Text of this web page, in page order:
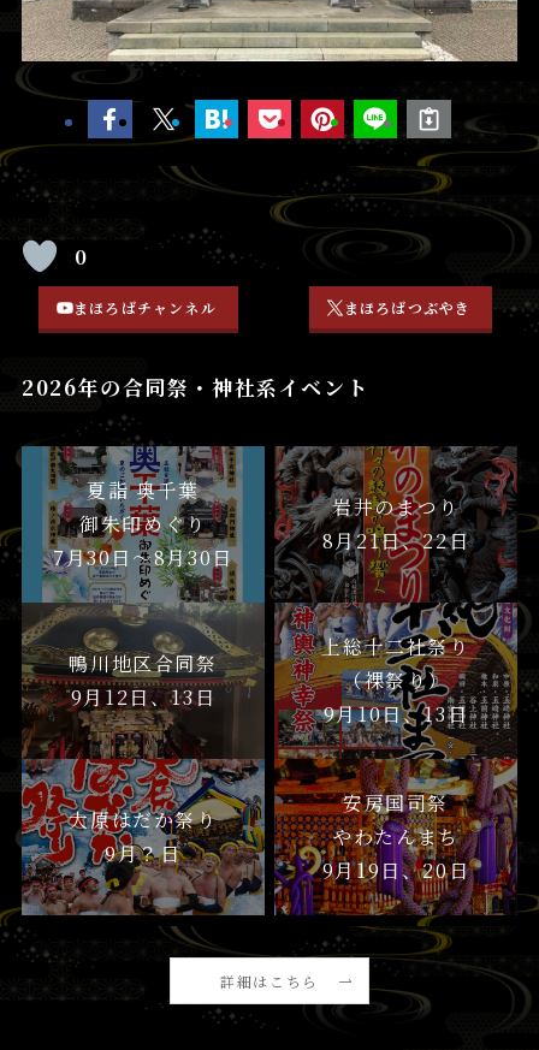
0
まほろばチャンネル まほろばつぶやき
2026年の合同祭・神社系イベント
夏詣 奥千葉
御朱印めぐり
7月30日〜8月30日
岩井のまつり
8月21日、22日
鴨川地区合同祭
9月12日、13日
上総十二社祭り
（裸祭り）
9月10日、13日
大原はだか祭り
9月？日
安房国司祭
やわたんまち
9月19日、20日
詳細はこちら